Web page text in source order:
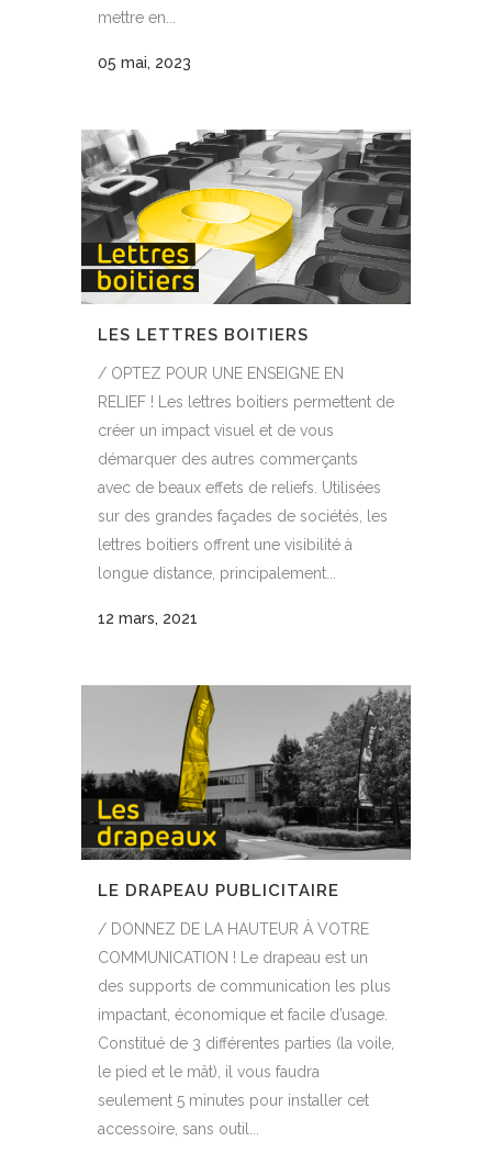
mettre en...
05 mai, 2023
LES LETTRES BOITIERS
/ OPTEZ POUR UNE ENSEIGNE EN
RELIEF ! Les lettres boitiers permettent de
créer un impact visuel et de vous
démarquer des autres commerçants
avec de beaux effets de reliefs. Utilisées
sur des grandes façades de sociétés, les
lettres boitiers offrent une visibilité à
longue distance, principalement...
12 mars, 2021
LE DRAPEAU PUBLICITAIRE
/ DONNEZ DE LA HAUTEUR À VOTRE
COMMUNICATION ! Le drapeau est un
des supports de communication les plus
impactant, économique et facile d’usage.
Constitué de 3 différentes parties (la voile,
le pied et le mât), il vous faudra
seulement 5 minutes pour installer cet
accessoire, sans outil...